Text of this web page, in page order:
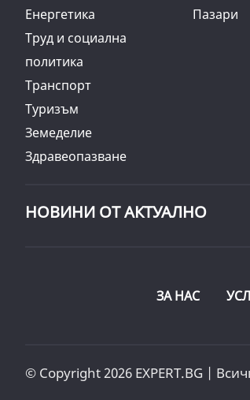
Енергетика
Труд и социална
политика
Транспорт
Туризъм
Земеделие
Здравеопазване
Пазари
НОВИНИ ОТ АКТУАЛНО
ЗА НАС
© Copyright 2026 EXPERT.BG |